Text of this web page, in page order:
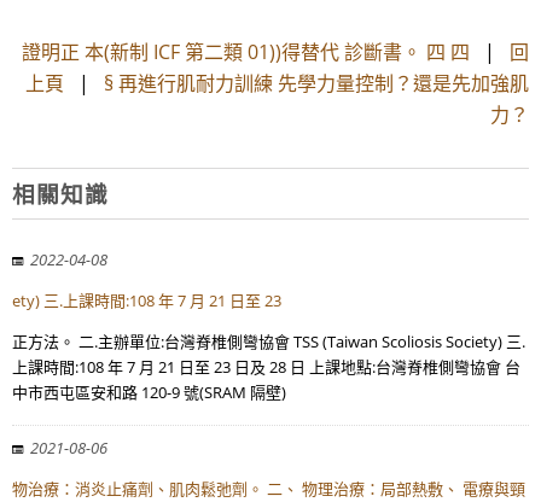
證明正 本(新制 ICF 第二類 01))得替代 診斷書。 四 四 | 回
上頁 | § 再進行肌耐力訓練 先學力量控制？還是先加強肌
力？
相關知識
2022-04-08
ety) 三.上課時間:108 年 7 月 21 日至 23
正方法。 二.主辦單位:台灣脊椎側彎協會 TSS (Taiwan Scoliosis Society) 三.
上課時間:108 年 7 月 21 日至 23 日及 28 日 上課地點:台灣脊椎側彎協會 台
中市西屯區安和路 120-9 號(SRAM 隔壁)
2021-08-06
物治療：消炎止痛劑、肌肉鬆弛劑。 二、 物理治療：局部熱敷、 電療與頸